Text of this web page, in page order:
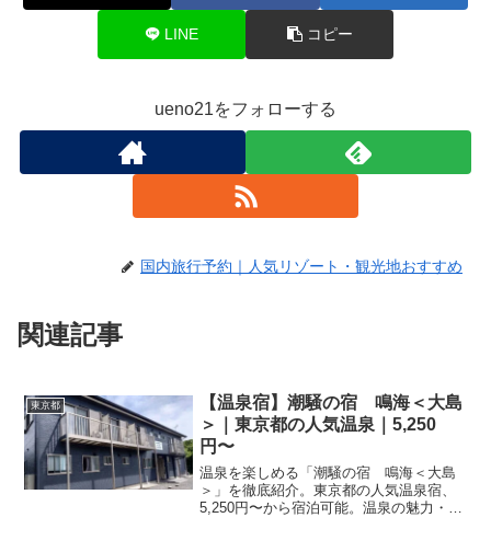
LINE コピー
ueno21をフォローする
国内旅行予約｜人気リゾート・観光地おすすめ
関連記事
東京都
【温泉宿】潮騒の宿 鳴海＜大島
＞｜東京都の人気温泉｜5,250
円〜
温泉を楽しめる「潮騒の宿 鳴海＜大島
＞」を徹底紹介。東京都の人気温泉宿、
5,250円〜から宿泊可能。温泉の魅力・客